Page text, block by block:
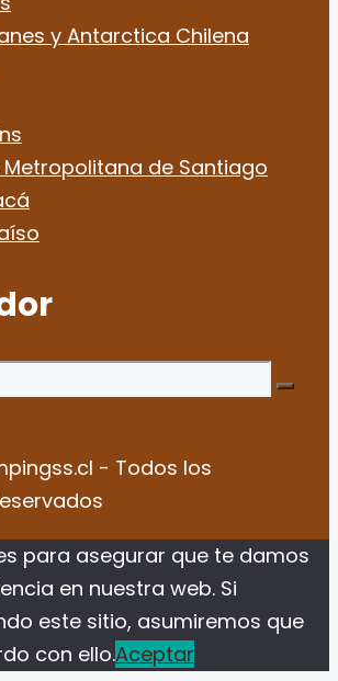
y Antarctica Chilena
Metropolitana de Santiago
- Todos los
para asegurar que te damos
en nuestra web. Si
este sitio, asumiremos que
con ello.Aceptar